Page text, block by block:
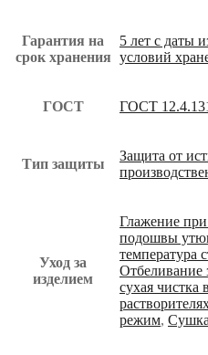
Гарантия на
срок хранения
5 лет с даты
условий
ГОСТ ГОСТ
Тип защиты
Защита от
Уход за
изделием
Глажение
подошвы
Отбеливание
сухая чистка
режим,